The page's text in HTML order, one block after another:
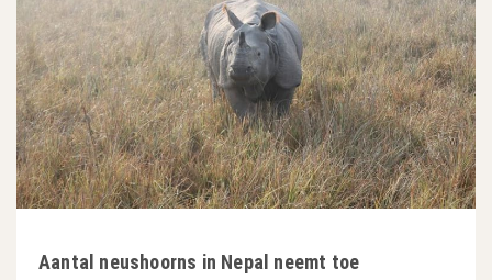
Aantal neushoorns in Nepal neemt toe